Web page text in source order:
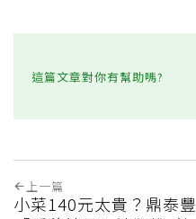
這篇文章對你有幫助嗎?
上一篇
小菜140元太貴？鼎泰豐